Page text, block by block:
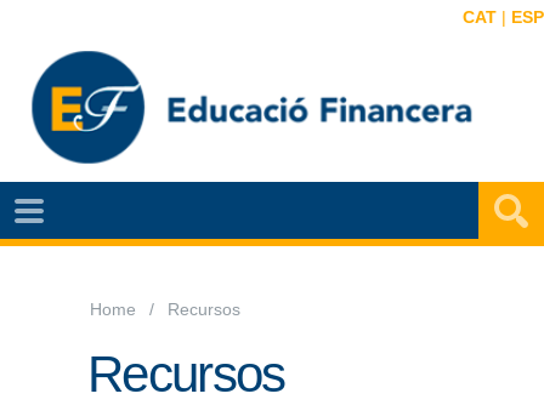
CAT | ESP
EF
Home Recursos
Recursos